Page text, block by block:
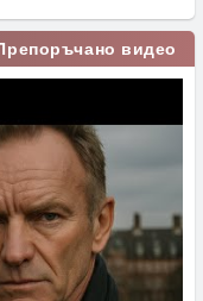
видео